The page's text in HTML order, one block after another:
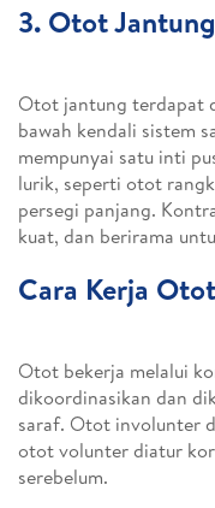
3. Otot
Otot jantung terdapat
bawah kendali sistem
mempunyai satu inti
lurik, seperti otot
persegi panjang.
kuat, dan berirama
Cara Kerja Otot
Otot bekerja melalui
dikoordinasikan dan
saraf. Otot involunter
otot volunter diatur
serebelum.